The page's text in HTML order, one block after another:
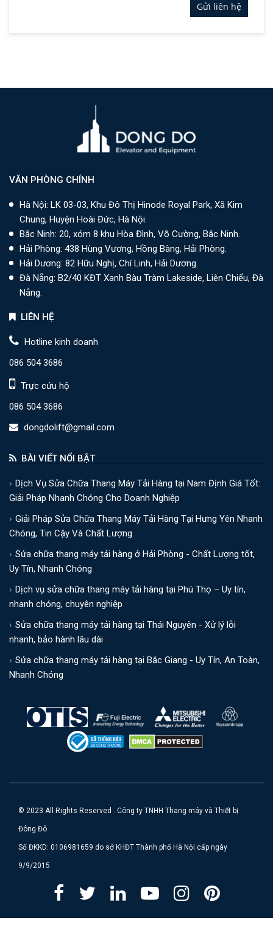
Gửi liên hệ
VĂN PHÒNG CHÍNH
Hà Nội: LK 03-03, Khu Đô Thị Hinode Royal Park, Xã Kim
Chung, Huyện Hoài Đức, Hà Nội.
Bắc Ninh: 20, xóm 8 khu Hòa Đình, Võ Cường, Bắc Ninh.
Hải Phòng: 438 Hùng Vương, Hồng Bàng, Hải Phòng.
Hải Dương: 82 Hữu Nghị, Chí Linh, Hải Dương.
Đà Nẵng: B2/40 KĐT Xanh Bàu Tràm Lakeside, Liên Chiểu, Đà
Nẵng.
LIÊN HỆ
Hotline kinh doanh
086 504 3686
Trực cứu hộ
086 504 3686
dongdolift@gmail.com
BÀI VIẾT NỔI BẬT
Dịch Vụ Sửa Chữa Thang Máy Tải Hàng tại Nam Định Giá Tốt:
Giải Pháp Nhanh Chóng Cho Doanh Nghiệp
Giải Pháp Sửa Chữa Thang Máy Tải Hàng Tại Hưng Yên Nhanh
Chóng, Tin Cậy Và Chất Lượng
Sửa chữa thang máy tải hàng ở Hải Phòng - Chất Lượng tốt,
Uy Tín, Nhanh Chóng
Dịch vụ sửa chữa thang máy tải hàng tại Phú Thọ – Uy tín,
nhanh chóng, chuyên nghiệp
Sửa chữa thang máy tải hàng tại Thái Nguyên - Xử lý lỗi
nhanh, bảo hành lâu dài
Sửa chữa thang máy tải hàng tại Bắc Giang - Uy Tín, An Toàn,
Nhanh Chóng
© 2023 All Rights Reserved . Công ty TNHH Thang máy và Thiết bị
Đông Đô
Số ĐKKD: 0106981659 do sở KHĐT Thành phố Hà Nội cấp ngày
9/9/2015